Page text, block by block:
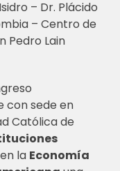
– Dr. Plácido
– Centro de
Pedro Lain
con sede en
Católica de
la Economía